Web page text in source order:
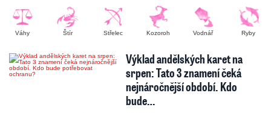
Váhy Štír Střelec Kozoroh Vodnář Ryby
Výklad andělských karet na
srpen: Tato 3 znamení čeká
nejnáročnější období. Kdo
bude…